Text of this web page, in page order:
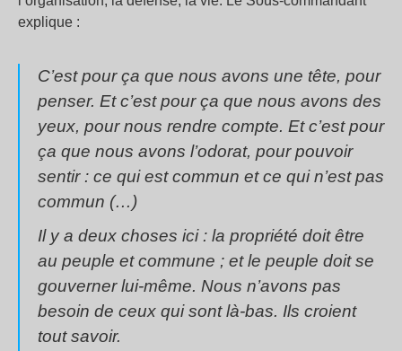
explique :
C’est pour ça que nous avons une tête, pour
penser. Et c’est pour ça que nous avons des
yeux, pour nous rendre compte. Et c’est pour
ça que nous avons l’odorat, pour pouvoir
sentir : ce qui est commun et ce qui n’est pas
commun (…)
Il y a deux choses ici : la propriété doit être
au peuple et commune ; et le peuple doit se
gouverner lui-même. Nous n’avons pas
besoin de ceux qui sont là-bas. Ils croient
tout savoir.